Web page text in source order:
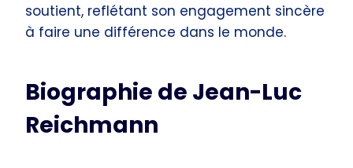
soutient, reflétant son engagement sincère
à faire une différence dans le monde.
Biographie de Jean-Luc
Reichmann